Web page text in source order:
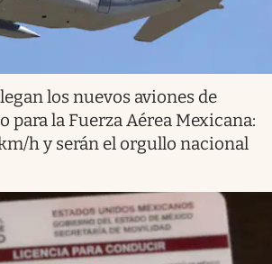
los nuevos aviones de
para la Fuerza Aérea Mexicana:
h y serán el orgullo nacional